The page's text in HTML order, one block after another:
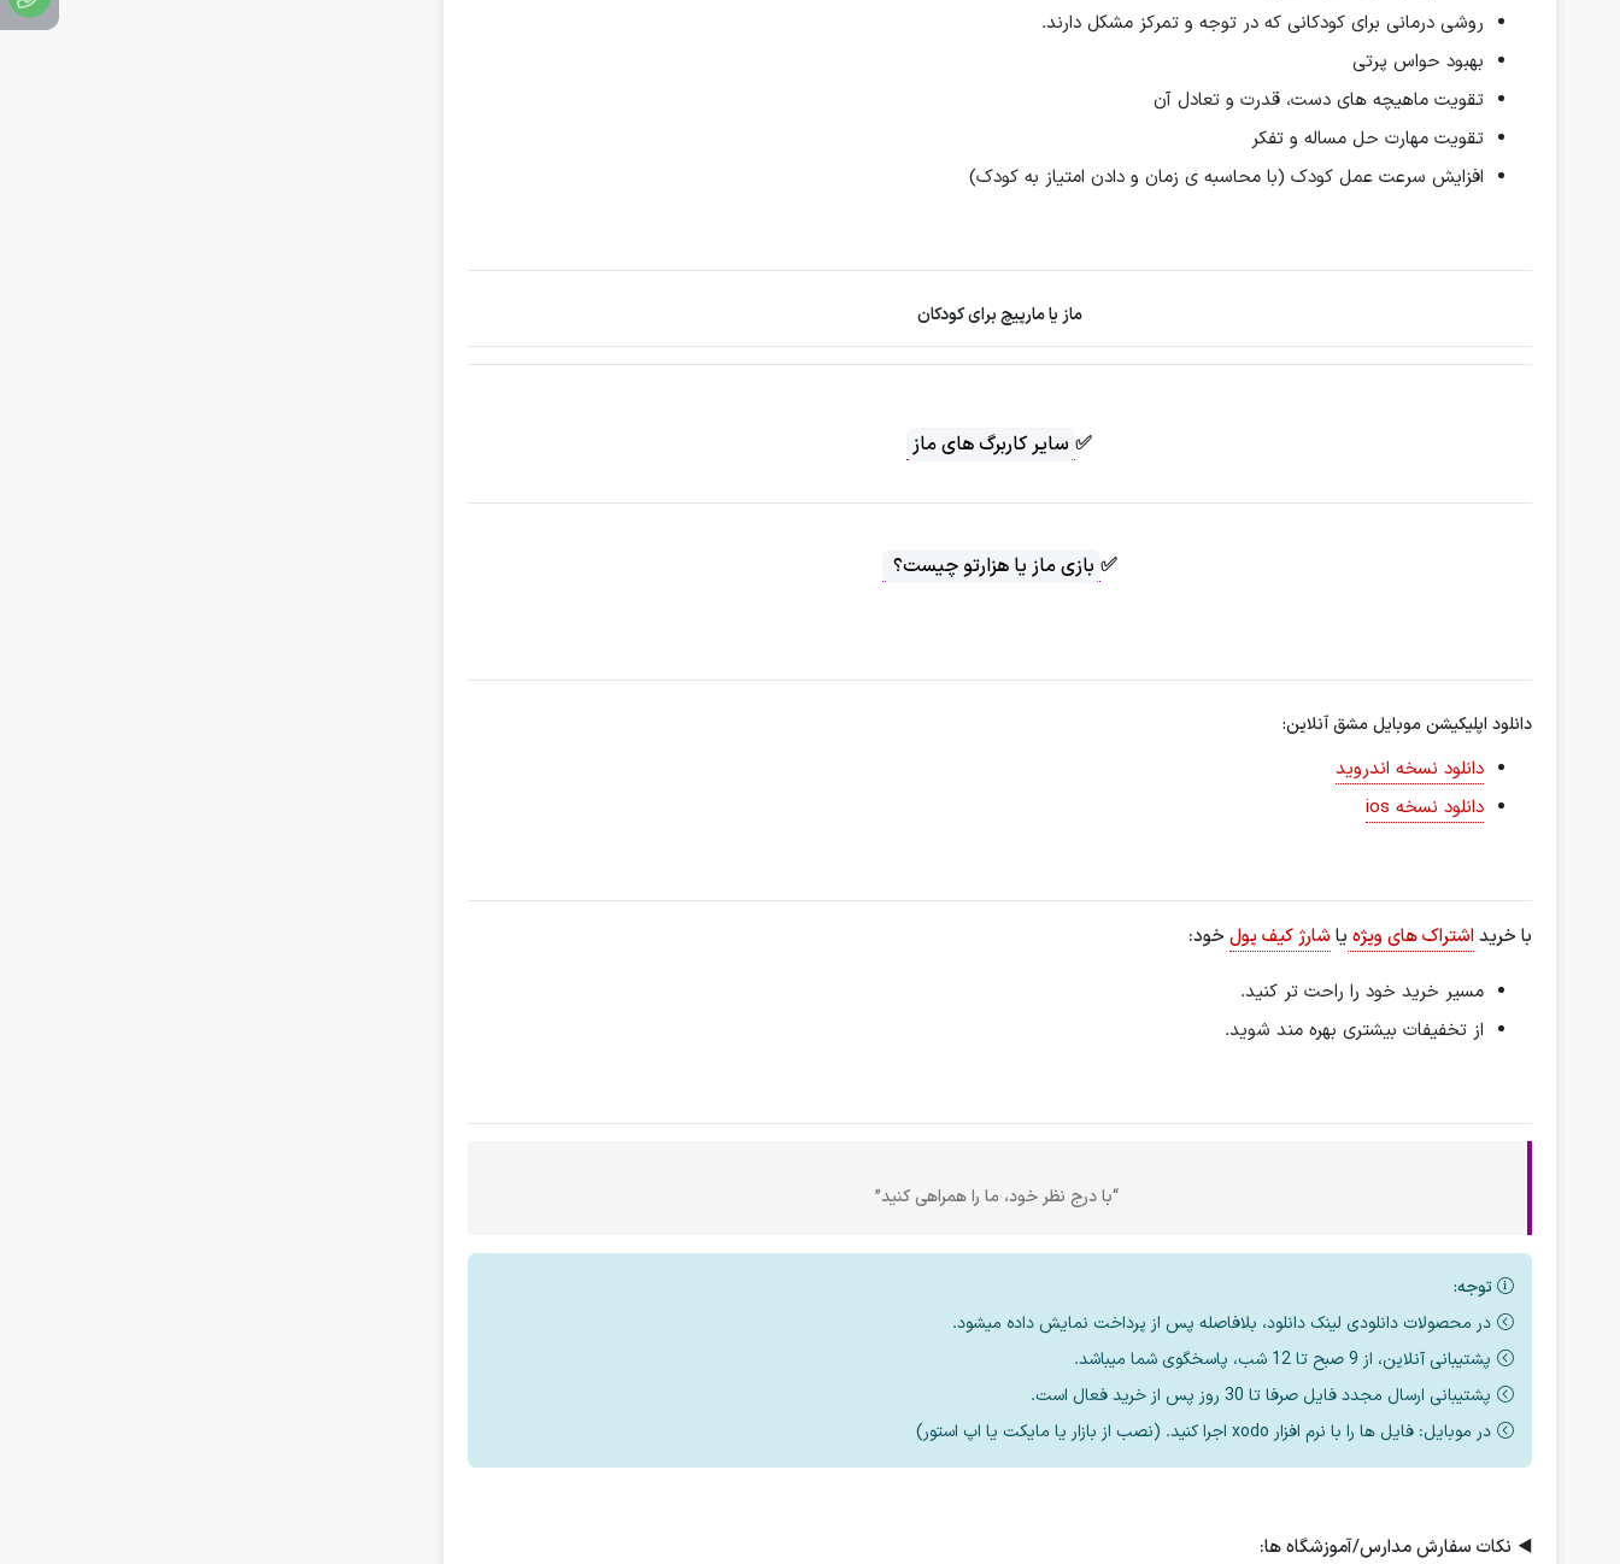
روشی درمانی برای کودکانی که در توجه و تمرکز مشکل دارند.
بهبود حواس پرتی
تقویت ماهیچه های دست، قدرت و تعادل آن
تقویت مهارت حل مساله و تفکر
افزایش سرعت عمل کودک (با محاسبه‌ ی زمان و دادن امتیاز به کودک)
ماز یا مارپیچ برای کودکان
✅ سایر کاربرگ های ماز
✅ بازی ماز یا هزارتو چیست؟
دانلود اپلیکیشن موبایل مشق آنلاین:
دانلود نسخه اندروید
دانلود نسخه ios
با خرید اشتراک های ویژه یا شارژ کیف پول خود:
مسیر خرید خود را راحت تر کنید.
از تخفیفات بیشتری بهره مند شوید.
“با درج نظر خود، ما را همراهی کنید”
توجه:
در محصولات دانلودی لینک دانلود، بلافاصله پس از پرداخت نمایش داده میشود.
پشتیبانی آنلاین، از 9 صبح تا 12 شب، پاسخگوی شما میباشد.
پشتیبانی ارسال مجدد فایل صرفا تا 30 روز پس از خرید فعال است.
در موبایل: فایل ها را با نرم افزار xodo اجرا کنید. (نصب از بازار یا مایکت یا اپ استور)
◀️ نکات سفارش مدارس/آموزشگاه ها: